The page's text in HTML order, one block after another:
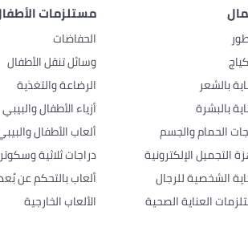
بالشعر
بالبشرة
الحمام والجسم
التجميل الإلكترونية
الشخصية للرجال
العناية الصحية
مستلزمات
الحفاضات
وسائل تنقل الأطفال
الرضاعة والتغذية
أزياء الأطفال والبيبي
ألعاب الأطفال
دراجات ثلاثية
ألعاب بالتحكم عن
الألعاب الخارجية